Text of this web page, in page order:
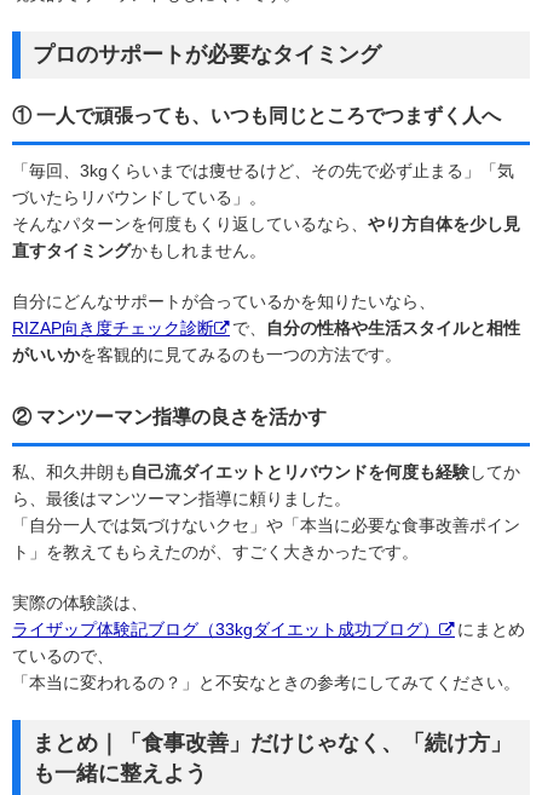
プロのサポートが必要なタイミング
① 一人で頑張っても、いつも同じところでつまずく人へ
「毎回、3kgくらいまでは痩せるけど、その先で必ず止まる」「気
づいたらリバウンドしている」。
そんなパターンを何度もくり返しているなら、 やり方自体を少し見
直すタイミングかもしれません。
自分にどんなサポートが合っているかを知りたいなら、
RIZAP向き度チェック診断
で、
自分の性格や生活スタイルと相性
がいいかを客観的に見てみるのも一つの方法です。
② マンツーマン指導の良さを活かす
私、和久井朗も 自己流ダイエットとリバウンドを何度も経験してか
ら、最後はマンツーマン指導に頼りました。
「自分一人では気づけないクセ」や「本当に必要な食事改善ポイン
ト」を教えてもらえたのが、すごく大きかったです。
実際の体験談は、
ライザップ体験記ブログ（33kgダイエット成功ブログ）
にまとめ
ているので、
「本当に変われるの？」と不安なときの参考にしてみてください。
まとめ｜「食事改善」だけじゃなく、「続け方」
も一緒に整えよう